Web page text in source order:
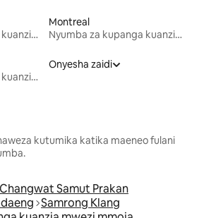
Nyumba za kupanga kuanzia mwezi mmoja
Montreal
Nyumba za kupanga kuanzia mwezi mmoja
Nyumba za kupanga kuanzia mwezi mmoja
Onyesha zaidi
kutumika katika maeneo fulani
Changwat Samut Prakan
Samrong Klang